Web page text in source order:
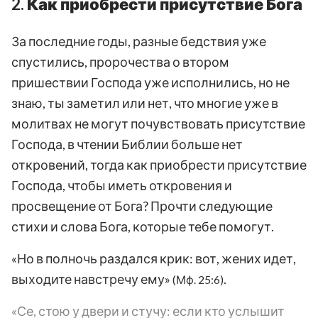
За последние годы, разные бедствия уже
спустились, пророчества о втором
пришествии Господа уже исполнились, но не
знаю, ты заметил или нет, что многие уже в
молитвах не могут почувствовать присутствие
Господа, в чтении Библии больше нет
откровений, тогда как приобрести присутствие
Господа, чтобы иметь откровения и
просвещение от Бога? Прочти следующие
стихи и слова Бога, которые тебе помогут.
«Но в полночь раздался крик: вот, жених идет,
выходите навстречу ему» (Мф. 25:6).
«Се, стою у двери и стучу: если кто услышит